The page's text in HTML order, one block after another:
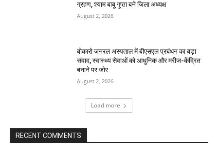
ग्रहण, श्याम बाबू गुप्ता बने जिला अध्यक्ष
August 2, 2026
बोकारो जनरल अस्पताल में बीएसएल प्रबंधन का बड़ा
संवाद, स्वास्थ्य सेवाओं को आधुनिक और मरीज-केंद्रित
बनाने पर जोर
August 2, 2026
Load more
RECENT COMMENTS